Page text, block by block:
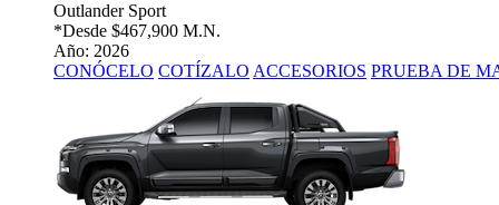
Outlander Sport
*Desde $467,900 M.N.
Año: 2026
CONÓCELO COTÍZALO ACCESORIOS PRUEBA DE